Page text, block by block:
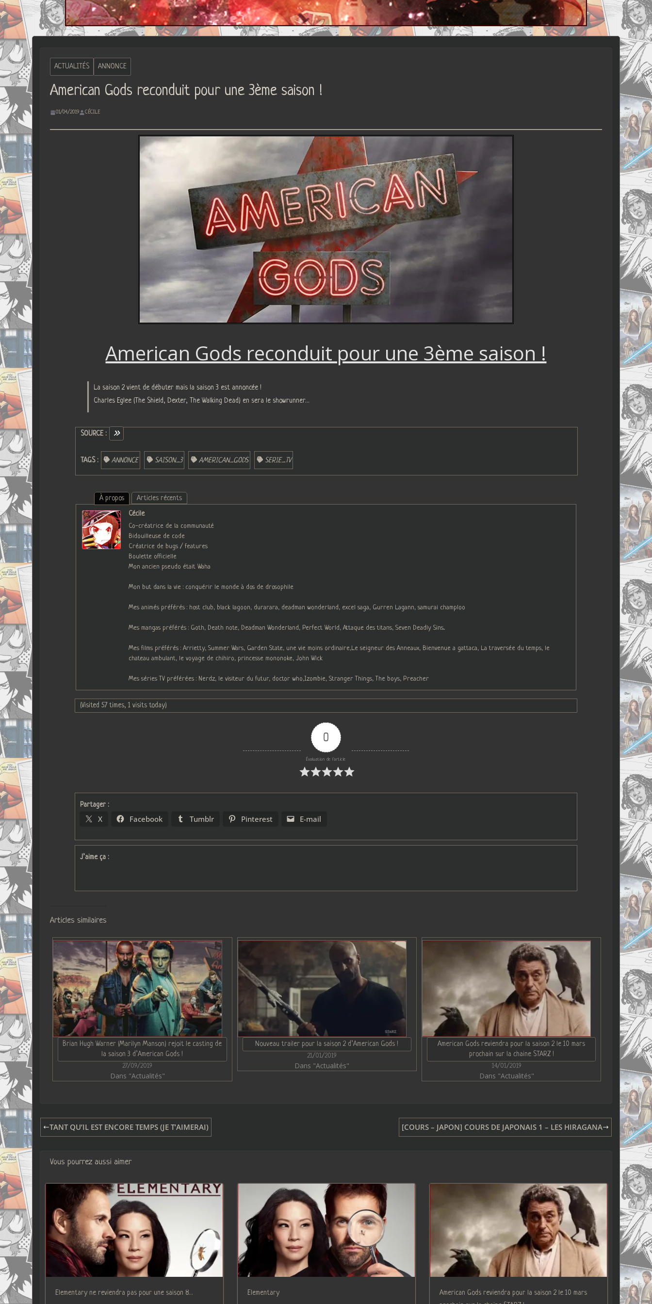
ACTUALITÉS ANNONCE
American Gods reconduit pour une 3ème saison !
01/04/2019 CÉCILE
American Gods reconduit pour une 3ème saison !
La saison 2 vient de débuter mais la saison 3 est annoncée !
Charles Eglee (The Shield, Dexter, The Walking Dead) en sera le showrunner…
SOURCE :
TAGS : ANNONCE SAISON_3 AMERICAN_GODS SERIE_TV
À propos
Articles récents
Cécile
Co-créatrice de la communauté
Bidouilleuse de code
Créatrice de bugs / features
Boulette officielle
Mon ancien pseudo était Waha
Mon but dans la vie : conquérir le monde à dos de drosophile
Mes animés préférés : host club, black lagoon, durarara, deadman wonderland, excel saga, Gurren Lagann, samurai champloo
Mes mangas préférés : Goth, Death note, Deadman Wonderland, Perfect World, Attaque des titans, Seven Deadly Sins...
Mes films préférés : Arrietty, Summer Wars, Garden State, une vie moins ordinaire,Le seigneur des Anneaux, Bienvenue a gattaca, La traversée du temps, le
chateau ambulant, le voyage de chihiro, princesse mononoke, John Wick
Mes séries TV préférées : Nerdz, le visiteur du futur, doctor who,Izombie, Stranger Things, The boys, Preacher
(Visited 57 times, 1 visits today)
0
Évaluation de l'article
Partager :
X Facebook Tumblr Pinterest E-mail
J’aime ça :
Articles similaires
Brian Hugh Warner (Marilyn Manson) rejoit le casting de
la saison 3 d’American Gods !
27/09/2019
Dans "Actualités"
Nouveau trailer pour la saison 2 d’American Gods !
21/01/2019
Dans "Actualités"
American Gods reviendra pour la saison 2 le 10 mars
prochain sur la chaine STARZ !
14/01/2019
Dans "Actualités"
TANT QU’IL EST ENCORE TEMPS (JE T’AIMERAI) [COURS – JAPON] COURS DE JAPONAIS 1 – LES HIRAGANA
Vous pourrez aussi aimer
Elementary ne reviendra pas pour une saison 8… Elementary
American Gods reviendra pour la saison 2 le 10 mars